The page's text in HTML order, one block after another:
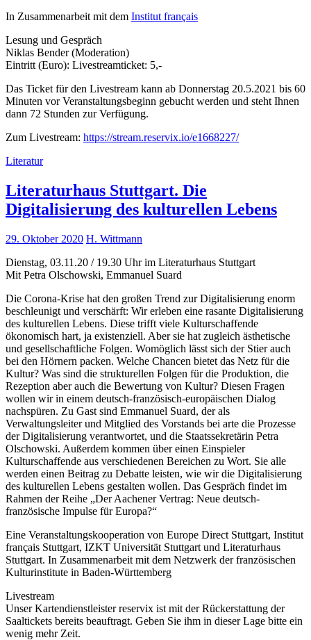
In Zusammenarbeit mit dem Institut français
Lesung und Gespräch
Niklas Bender (Moderation)
Eintritt (Euro): Livestreamticket: 5,-
Das Ticket für den Livestream kann ab Donnerstag 20.5.2021 bis 60
Minuten vor Veranstaltungsbeginn gebucht werden und steht Ihnen
dann 72 Stunden zur Verfügung.
Zum Livestream: https://stream.reservix.io/e1668227/
Literatur
Literaturhaus Stuttgart. Die
Digitalisierung des kulturellen Lebens
29. Oktober 2020 H. Wittmann
Dienstag, 03.11.20 / 19.30 Uhr im Literaturhaus Stuttgart
Mit Petra Olschowski, Emmanuel Suard
Die Corona-Krise hat den großen Trend zur Digitalisierung enorm
beschleunigt und verschärft: Wir erleben eine rasante Digitalisierung
des kulturellen Lebens. Diese trifft viele Kulturschaffende
ökonomisch hart, ja existenziell. Aber sie hat zugleich ästhetische
und gesellschaftliche Folgen. Womöglich lässt sich der Stier auch
bei den Hörnern packen. Welche Chancen bietet das Netz für die
Kultur? Was sind die strukturellen Folgen für die Produktion, die
Rezeption aber auch die Bewertung von Kultur? Diesen Fragen
wollen wir in einem deutsch-französisch-europäischen Dialog
nachspüren. Zu Gast sind Emmanuel Suard, der als
Verwaltungsleiter und Mitglied des Vorstands bei arte die Prozesse
der Digitalisierung verantwortet, und die Staatssekretärin Petra
Olschowski. Außerdem kommen über einen Einspieler
Kulturschaffende aus verschiedenen Bereichen zu Wort. Sie alle
werden einen Beitrag zu Debatte leisten, wie wir die Digitalisierung
des kulturellen Lebens gestalten wollen. Das Gespräch findet im
Rahmen der Reihe „Der Aachener Vertrag: Neue deutsch-
französische Impulse für Europa?“
Eine Veranstaltungskooperation von Europe Direct Stuttgart, Institut
français Stuttgart, IZKT Universität Stuttgart und Literaturhaus
Stuttgart. In Zusammenarbeit mit dem Netzwerk der französischen
Kulturinstitute in Baden-Württemberg
Livestream
Unser Kartendienstleister reservix ist mit der Rückerstattung der
Saaltickets bereits beauftragt. Geben Sie ihm in dieser Lage bitte ein
wenig mehr Zeit.